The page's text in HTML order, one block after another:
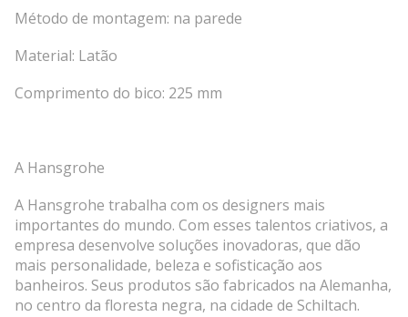
Método de montagem: na parede
Material: Latão
Comprimento do bico: 225 mm
A Hansgrohe
A Hansgrohe trabalha com os designers mais
importantes do mundo. Com esses talentos criativos, a
empresa desenvolve soluções inovadoras, que dão
mais personalidade, beleza e sofisticação aos
banheiros. Seus produtos são fabricados na Alemanha,
no centro da floresta negra, na cidade de Schiltach.